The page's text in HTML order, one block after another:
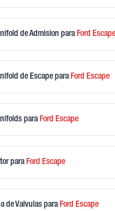
de Admision para Ford Escape
de Escape para Ford Escape
para Ford Escape
para Ford Escape
de Valvulas para Ford Escape